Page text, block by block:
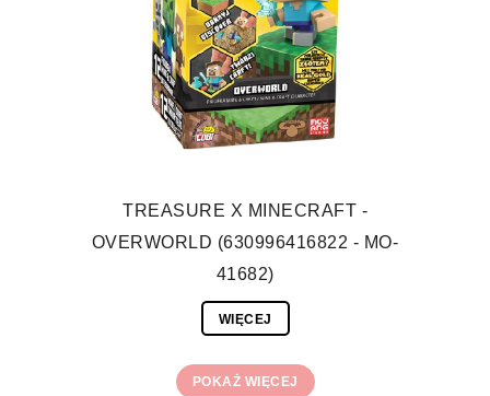
TREASURE X MINECRAFT -
OVERWORLD (630996416822 - MO-
41682)
WIĘCEJ
POKAŻ WIĘCEJ